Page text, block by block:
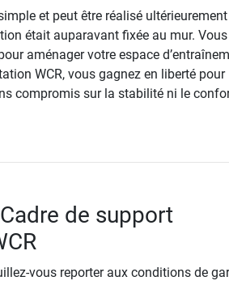
et peut être réalisé
était auparavant fixée au mur. Vous
aménager votre espace
WCR, vous gagnez en liberté pour
compromis sur la stabilité ni le
de support
vous reporter aux conditions de